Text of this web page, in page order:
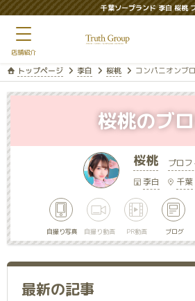
千葉ソープランド 李白 桜桃
トップページ 李白 桜桃 コンパニオンブ
桜桃
プロ
李白
千葉
自撮り写真 自撮り動画 PR動画 ブログ
桜桃のブ
最新の記事